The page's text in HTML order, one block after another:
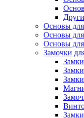
Основы
Основы для
Основы для
Замочки